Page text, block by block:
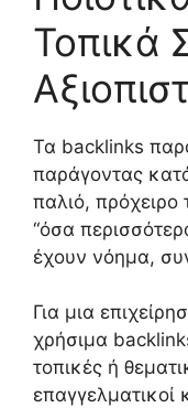
Τοπικά
Τα backlinks
παράγοντας
παλιό,
“όσα
έχουν νόημα,
Για μια
χρήσιμα
τοπικές ή
επαγγελματικοί